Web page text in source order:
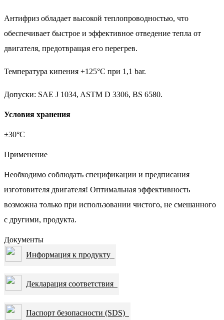
Антифриз обладает высокой теплопроводностью, что
обеспечивает быстрое и эффективное отведение тепла от
двигателя, предотвращая его перегрев.
Температура кипения +125°С при 1,1 bar.
Допуски: SAE J 1034, ASTM D 3306, BS 6580.
Условия хранения
±30°С
Применение
Необходимо соблюдать спецификации и предписания
изготовителя двигателя! Оптимальная эффективность
возможна только при использовании чистого, не смешанного
с другими, продукта.
Документы
Информация к продукту
Декларация соответствия
Паспорт безопасности (SDS)